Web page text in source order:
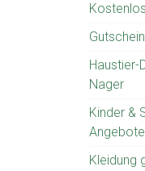
Haustier-
Nager
Kinder &
Angebote
Kleidung